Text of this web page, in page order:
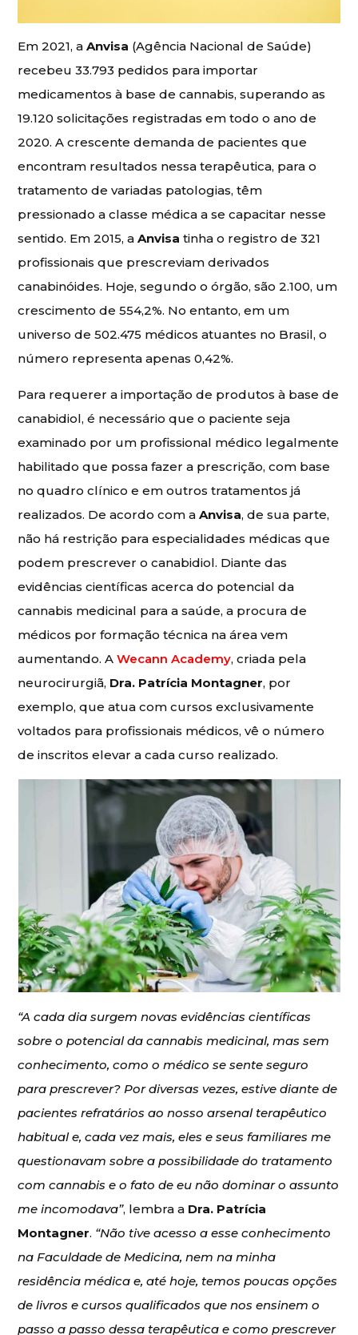
Em 2021, aAnvisa (Agência Nacional de Saúde)
recebeu 33.793 pedidos para importar
medicamentos à base de cannabis, superando as
19.120 solicitações registradas em todo o ano de
2020. A crescente demanda de pacientes que
encontram resultados nessa terapêutica, para o
tratamento de variadas patologias, têm
pressionado a classe médica a se capacitar nesse
sentido. Em 2015, aAnvisa tinha o registro de 321
profissionais que prescreviam derivados
canabinóides. Hoje, segundo o órgão, são 2.100, um
crescimento de 554,2%. No entanto, em um
universo de 502.475 médicos atuantes no Brasil, o
número representa apenas 0,42%.
Para requerer a importação de produtos à base de
canabidiol, é necessário que o paciente seja
examinado por um profissional médico legalmente
habilitado que possa fazer a prescrição, com base
no quadro clínico e em outros tratamentos já
realizados. De acordo com aAnvisa, de sua parte,
não há restrição para especialidades médicas que
podem prescrever o canabidiol. Diante das
evidências científicas acerca do potencial da
cannabis medicinal para a saúde, a procura de
médicos por formação técnica na área vem
aumentando. AWecann Academy, criada pela
neurocirurgiã, Dra. Patrícia Montagner, por
exemplo, que atua com cursos exclusivamente
voltados para profissionais médicos, vê o número
de inscritos elevar a cada curso realizado.
“A cada dia surgem novas evidências científicas
sobre o potencial da cannabis medicinal, mas sem
conhecimento, como o médico se sente seguro
para prescrever? Por diversas vezes, estive diante de
pacientes refratários ao nosso arsenal terapêutico
habitual e, cada vez mais, eles e seus familiares me
questionavam sobre a possibilidade do tratamento
com cannabis e o fato de eu não dominar o assunto
me incomodava”, lembra a Dra. Patrícia
Montagner. “Não tive acesso a esse conhecimento
na Faculdade de Medicina, nem na minha
residência médica e, até hoje, temos poucas opções
de livros e cursos qualificados que nos ensinem o
passo a passo dessa terapêutica e como prescrever